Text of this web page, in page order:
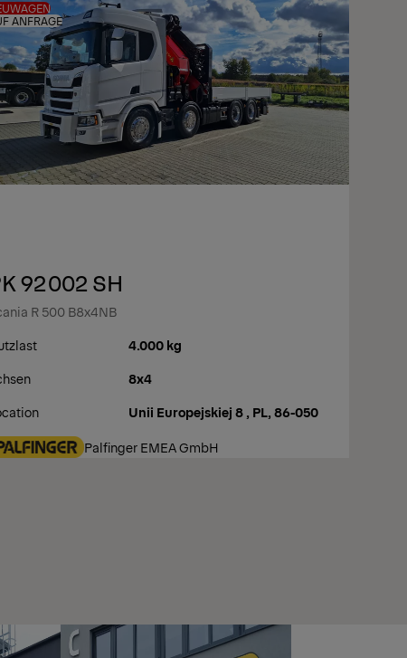
ANFRAGE
92002 SH
R 500 B8x4NB
4.000 kg
8x4
Unii Europejskiej 8 , PL, 86-050
Palfinger EMEA GmbH